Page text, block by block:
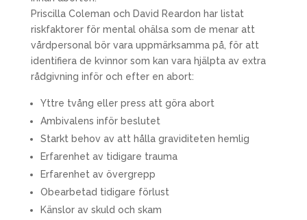
Priscilla Coleman och David Reardon har listat
riskfaktorer för mental ohälsa som de menar att
vårdpersonal bör vara uppmärksamma på, för att
identifiera de kvinnor som kan vara hjälpta av extra
rådgivning inför och efter en abort:
Yttre tvång eller press att göra abort
Ambivalens inför beslutet
Starkt behov av att hålla graviditeten hemlig
Erfarenhet av tidigare trauma
Erfarenhet av övergrepp
Obearbetad tidigare förlust
Känslor av skuld och skam